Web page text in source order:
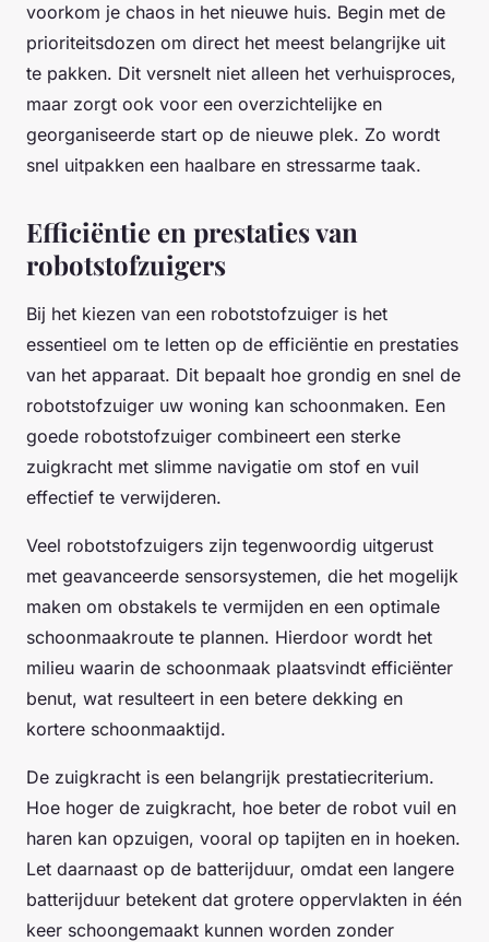
voorkom je chaos in het nieuwe huis. Begin met de
prioriteitsdozen om direct het meest belangrijke uit
te pakken. Dit versnelt niet alleen het verhuisproces,
maar zorgt ook voor een overzichtelijke en
georganiseerde start op de nieuwe plek. Zo wordt
snel uitpakken een haalbare en stressarme taak.
Efficiëntie en prestaties van
robotstofzuigers
Bij het kiezen van een robotstofzuiger is het
essentieel om te letten op de efficiëntie en prestaties
van het apparaat. Dit bepaalt hoe grondig en snel de
robotstofzuiger uw woning kan schoonmaken. Een
goede robotstofzuiger combineert een sterke
zuigkracht met slimme navigatie om stof en vuil
effectief te verwijderen.
Veel robotstofzuigers zijn tegenwoordig uitgerust
met geavanceerde sensorsystemen, die het mogelijk
maken om obstakels te vermijden en een optimale
schoonmaakroute te plannen. Hierdoor wordt het
milieu waarin de schoonmaak plaatsvindt efficiënter
benut, wat resulteert in een betere dekking en
kortere schoonmaaktijd.
De zuigkracht is een belangrijk prestatiecriterium.
Hoe hoger de zuigkracht, hoe beter de robot vuil en
haren kan opzuigen, vooral op tapijten en in hoeken.
Let daarnaast op de batterijduur, omdat een langere
batterijduur betekent dat grotere oppervlakten in één
keer schoongemaakt kunnen worden zonder